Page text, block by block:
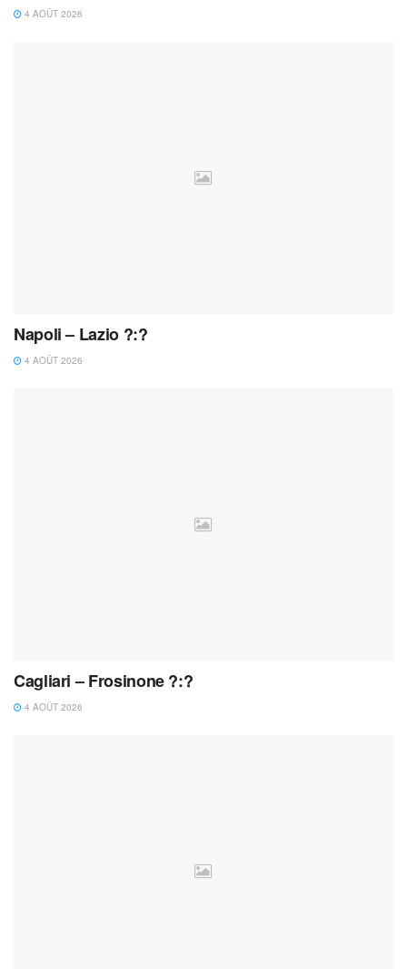
4 AOÛT 2026
Napoli – Lazio ?:?
4 AOÛT 2026
Cagliari – Frosinone ?:?
4 AOÛT 2026